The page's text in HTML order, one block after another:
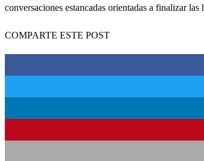
conversaciones estancadas orientadas a finalizar las
COMPARTE ESTE POST